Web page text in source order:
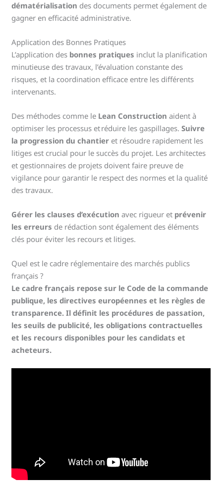
dématérialisation des documents permet également de
gagner en efficacité administrative.
Application des Bonnes Pratiques
L’application des bonnes pratiques inclut la planification
minutieuse des travaux, l’évaluation constante des
risques, et la coordination efficace entre les différents
intervenants.
Des méthodes comme le Lean Construction aident à
optimiser les processus et réduire les gaspillages.Suivre
la progression du chantier et résoudre rapidement les
litiges est crucial pour le succès du projet. Les architectes
et gestionnaires de projets doivent faire preuve de
vigilance pour garantir le respect des normes et la qualité
des travaux.
Gérer les clauses d’exécution avec rigueur et prévenir
les erreurs de rédaction sont également des éléments
clés pour éviter les recours et litiges.
Quel est le cadre réglementaire des marchés publics
français ?
Le cadre français repose sur le Code de la commande
publique, les directives européennes et les règles de
transparence. Il définit les procédures de passation,
les seuils de publicité, les obligations contractuelles
et les recours disponibles pour les candidats et
acheteurs.